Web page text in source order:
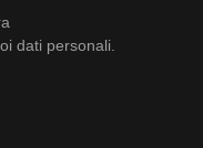
dati personali.